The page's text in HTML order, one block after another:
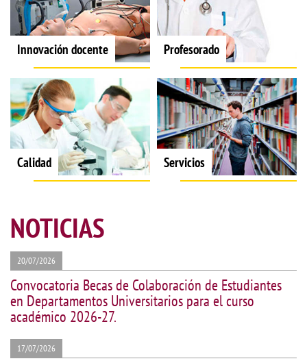
Innovación docente Profesorado
Calidad Servicios
NOTICIAS
20/07/2026
Convocatoria Becas de Colaboración de Estudiantes
en Departamentos Universitarios para el curso
académico 2026-27.
17/07/2026